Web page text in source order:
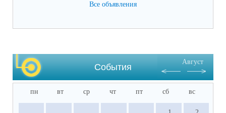
итоговые) (подлинник)
государственного экзамена (подлинник)
результативное участие в ВсОШ, НПК и
других олимпиадах, входящих в перечень
Министерства просвещения РФ.
Все объявления
События
Август
пн вт ср чт пт сб вс